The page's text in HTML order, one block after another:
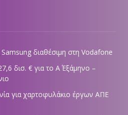
διαθέσιμη στη Vodafone
δισ. € για το Α΄ Εξάμηνο –
για χαρτοφυλάκιο έργων ΑΠΕ